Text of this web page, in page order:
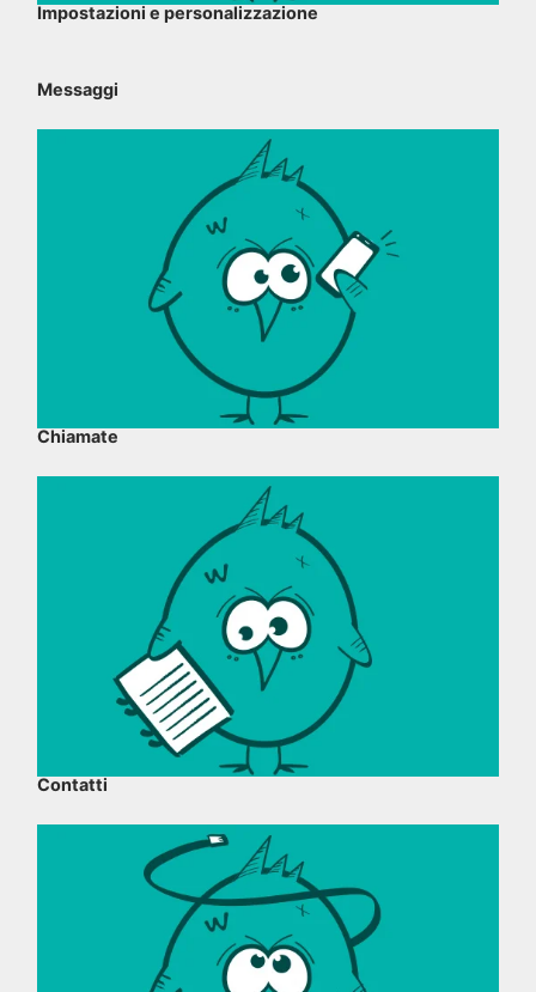
Impostazioni e personalizzazione
Messaggi
Chiamate
Contatti